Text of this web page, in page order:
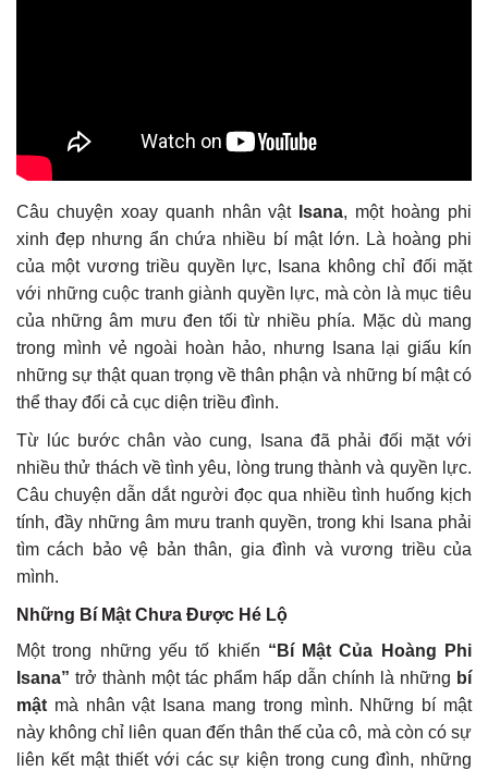
Câu chuyện xoay quanh nhân vật Isana, một hoàng phi
xinh đẹp nhưng ẩn chứa nhiều bí mật lớn. Là hoàng phi
của một vương triều quyền lực, Isana không chỉ đối mặt
với những cuộc tranh giành quyền lực, mà còn là mục tiêu
của những âm mưu đen tối từ nhiều phía. Mặc dù mang
trong mình vẻ ngoài hoàn hảo, nhưng Isana lại giấu kín
những sự thật quan trọng về thân phận và những bí mật có
thể thay đổi cả cục diện triều đình.
Từ lúc bước chân vào cung, Isana đã phải đối mặt với
nhiều thử thách về tình yêu, lòng trung thành và quyền lực.
Câu chuyện dẫn dắt người đọc qua nhiều tình huống kịch
tính, đầy những âm mưu tranh quyền, trong khi Isana phải
tìm cách bảo vệ bản thân, gia đình và vương triều của
mình.
Những Bí Mật Chưa Được Hé Lộ
Một trong những yếu tố khiến “Bí Mật Của Hoàng Phi
Isana” trở thành một tác phẩm hấp dẫn chính là những bí
mật mà nhân vật Isana mang trong mình. Những bí mật
này không chỉ liên quan đến thân thế của cô, mà còn có sự
liên kết mật thiết với các sự kiện trong cung đình, những